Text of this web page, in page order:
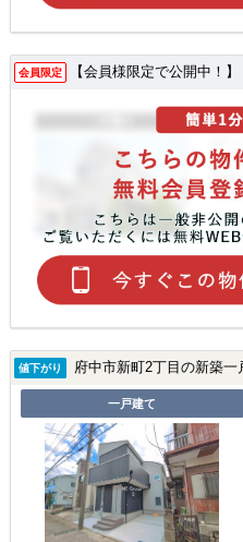
会員限定 【会員様限定で公開中！】
値下がり 府中市新町2丁目の新築一
一戸建て